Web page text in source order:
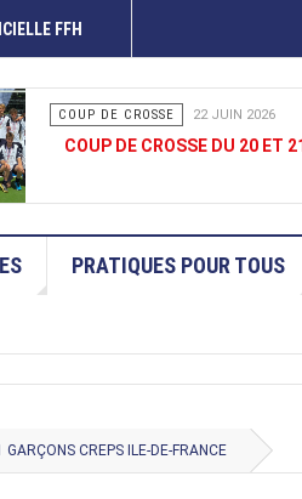
FFH
COUP DE CROSSE 15 JUIN 2026
COUP DE CROSSE 13-14 JUIN
PRATIQUES POUR TOUS
CREPS ILE-DE-FRANCE